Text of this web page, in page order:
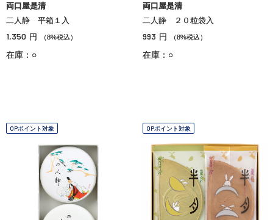
両口屋是清
二人静 平箱１入
1,350 円 （8%税込）
在庫：○
両口屋是清
二人静 ２０粒袋入
993 円 （8%税込）
在庫：○
OPポイント対象 OPポイント対象